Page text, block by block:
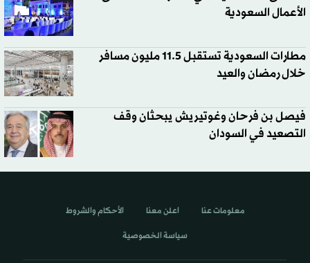
الأعمال السعودية
مطارات السعودية تستقبل 11.5 مليون مسافر
خلال رمضان والعيد
فيصل بن فرحان وغوتيريش يبحثان وقف
التصعيد في السودان
معلومات عنا اعلن معنا الأحكام والشروط
سياسة الخصوصية